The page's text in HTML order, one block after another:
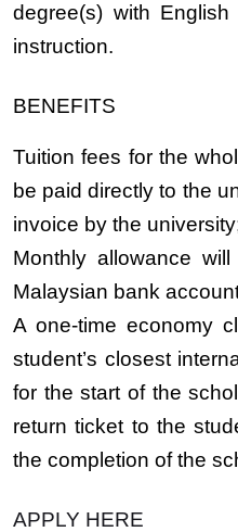
degree(s) with
instruction.
BENEFITS
Tuition fees for the
be paid directly to the
invoice by the
Monthly allowance
Malaysian bank
A one-time economy
student’s closest
for the start of the
return ticket to the
the completion of the
APPLY HERE